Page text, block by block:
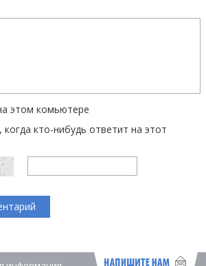
этом комьютере
кто-нибудь ответит на этот